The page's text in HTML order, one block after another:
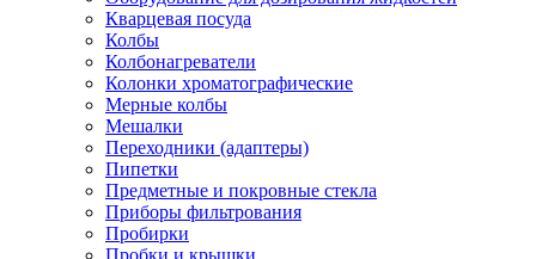
Кварцевая посуда
Колбы
Колбонагреватели
Колонки хроматографические
Мерные колбы
Мешалки
Переходники (адаптеры)
Пипетки
Предметные и покровные стекла
Приборы фильтрования
Пробирки
Пробки и крышки